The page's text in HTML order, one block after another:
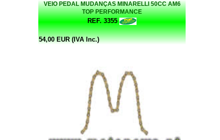
VEIO PEDAL MUDANÇAS MINARELLI 50CC AM6
TOP PERFORMANCE
REF. 3355
54,00 EUR (IVA Inc.)